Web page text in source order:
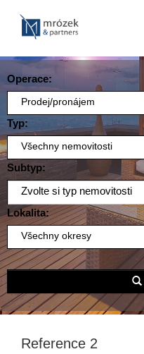
Operace:
Prodej/pronájem
Typ:
Všechny nemovitosti
Subtyp:
Zvolte si typ nemovitosti
Lokalita:
Všechny okresy
Reference 2